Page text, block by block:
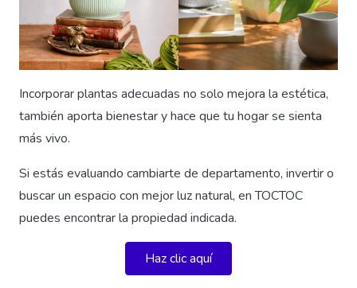
Incorporar plantas adecuadas no solo mejora la estética,
también aporta bienestar y hace que tu hogar se sienta
más vivo.
Si estás evaluando cambiarte de departamento, invertir o
buscar un espacio con mejor luz natural, en TOCTOC
puedes encontrar la propiedad indicada.
Haz clic aquí